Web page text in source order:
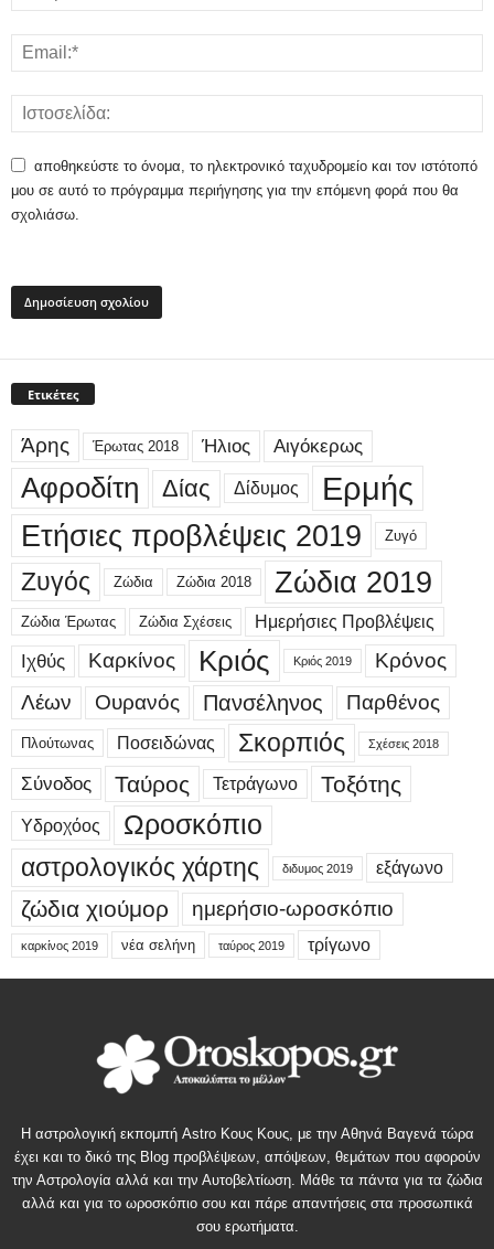
αποθηκεύστε το όνομα, το ηλεκτρονικό ταχυδρομείο και τον ιστότοπό
μου σε αυτό το πρόγραμμα περιήγησης για την επόμενη φορά που θα
σχολιάσω.
Ετικέτες
Άρης Έρωτας 2018 Ήλιος Αιγόκερως
Αφροδίτη Δίας Δίδυμος Ερμής
Ετήσιες προβλέψεις 2019 Ζυγό
Ζυγός Ζώδια Ζώδια 2018 Ζώδια 2019
Ζώδια Έρωτας Ζώδια Σχέσεις Ημερήσιες Προβλέψεις
Ιχθύς Καρκίνος Κριός Κριός 2019
Κρόνος
Λέων
Ουρανός Πανσέληνος Παρθένος
Πλούτωνας Ποσειδώνας Σκορπιός Σχέσεις 2018
Σύνοδος Ταύρος Τετράγωνο Τοξότης
Υδροχόος Ωροσκόπιο
αστρολογικός χάρτης διδυμος 2019 εξάγωνο
ζώδια χιούμορ ημερήσιο-ωροσκόπιο
καρκίνος 2019 νέα σελήνη ταύρος 2019 τρίγωνο
Η αστρολογική εκπομπή Astro Κους Κους, με την Αθηνά Βαγενά τώρα
έχει και το δικό της Blog προβλέψεων, απόψεων, θεμάτων που αφορούν
την Αστρολογία αλλά και την Αυτοβελτίωση. Μάθε τα πάντα για τα ζώδια
αλλά και για το ωροσκόπιο σου και πάρε απαντήσεις στα προσωπικά
σου ερωτήματα.